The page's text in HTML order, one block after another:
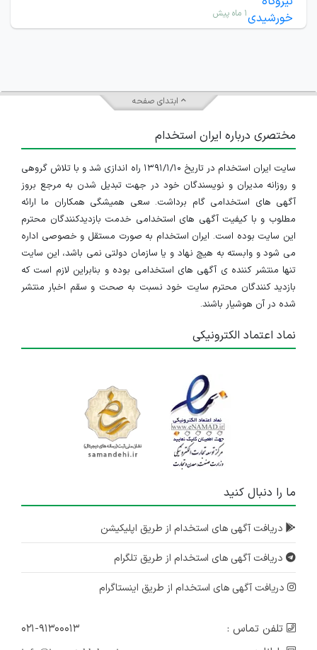
۱ ماه پیش
ابتدای صفحه
مختصری درباره ایران استخدام
سایت ایران استخدام در تاریخ ۱۳۹۱/۱/۱۰ راه اندازی شد و با تلاش گروهی
و روزانه مدیران و نویسندگان خود در جهت تبدیل شدن به مرجع بروز
آگهی های استخدامی گام برداشت. سعی همیشگی همکاران ما ارائه
مطلوب و با کیفیت آگهی های استخدامی خدمت بازدیدکنندگان محترم
این سایت بوده است. ایران استخدام به صورت مستقل و خصوصی اداره
می شود و وابسته به هیچ نهاد و یا سازمان دولتی نمی باشد، این سایت
تنها منتشر کننده ی آگهی های استخدامی بوده و بنابراین لازم است که
بازدید کنندگان محترم سایت خود نسبت به صحت و سقم اخبار منتشر
شده در آن هوشیار باشند.
نماد اعتماد الکترونیکی
ما را دنبال کنید
دریافت آگهی های استخدام از طریق اپلیکیشن
دریافت آگهی های استخدام از طریق تلگرام
دریافت آگهی های استخدام از طریق اینستاگرام
تلفن تماس :
۰۲۱-۹۱۳۰۰۰۱۳